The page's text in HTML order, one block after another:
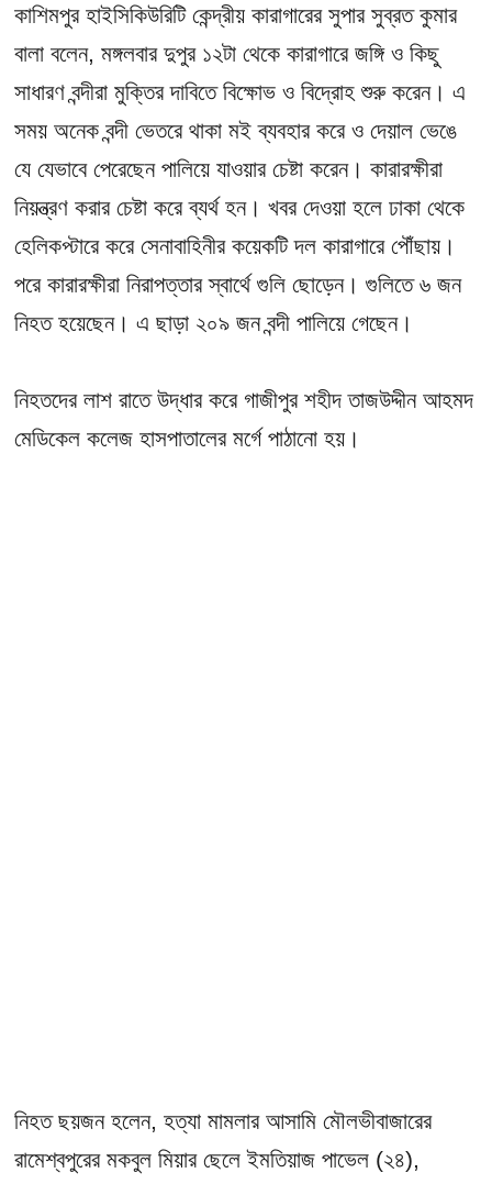
কাশিমপুর হাইসিকিউরিটি কেন্দ্রীয় কারাগারের সুপার সুব্রত কুমার
বালা বলেন, মঙ্গলবার দুপুর ১২টা থেকে কারাগারে জঙ্গি ও কিছু
সাধারণ বন্দীরা মুক্তির দাবিতে বিক্ষোভ ও বিদ্রোহ শুরু করেন। এ
সময় অনেক বন্দী ভেতরে থাকা মই ব্যবহার করে ও দেয়াল ভেঙে
যে যেভাবে পেরেছেন পালিয়ে যাওয়ার চেষ্টা করেন। কারারক্ষীরা
নিয়ন্ত্রণ করার চেষ্টা করে ব্যর্থ হন। খবর দেওয়া হলে ঢাকা থেকে
হেলিকপ্টারে করে সেনাবাহিনীর কয়েকটি দল কারাগারে পৌঁছায়।
পরে কারারক্ষীরা নিরাপত্তার স্বার্থে গুলি ছোড়েন। গুলিতে ৬ জন
নিহত হয়েছেন। এ ছাড়া ২০৯ জন বন্দী পালিয়ে গেছেন।
নিহতদের লাশ রাতে উদ্ধার করে গাজীপুর শহীদ তাজউদ্দীন আহমদ
মেডিকেল কলেজ হাসপাতালের মর্গে পাঠানো হয়।
নিহত ছয়জন হলেন, হত্যা মামলার আসামি মৌলভীবাজারের
রামেশ্বপুরের মকবুল মিয়ার ছেলে ইমতিয়াজ পাভেল (২৪),